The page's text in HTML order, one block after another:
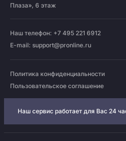
Плаза», 6 этаж
Наш телефон: +7 495 221 6912
E-mail: support@pronline.ru
Политика конфиденциальности
Пользовательское соглашение
Наш сервис работает для Вас 24